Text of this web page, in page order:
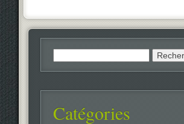
Rechercher :
Catégories